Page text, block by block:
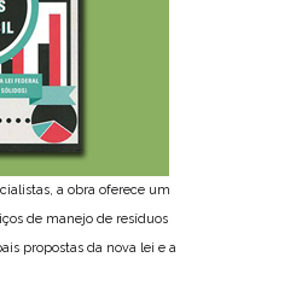
a obra oferece um
de manejo de resíduos
propostas da nova lei e a